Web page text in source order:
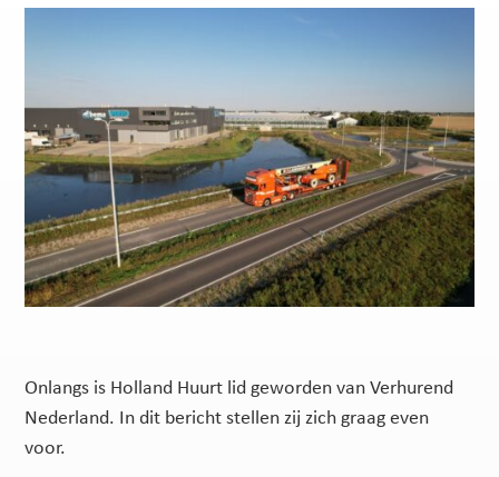
Onlangs is Holland Huurt lid geworden van Verhurend
Nederland. In dit bericht stellen zij zich graag even
voor.